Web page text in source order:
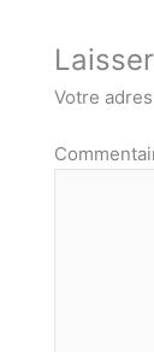
Votre